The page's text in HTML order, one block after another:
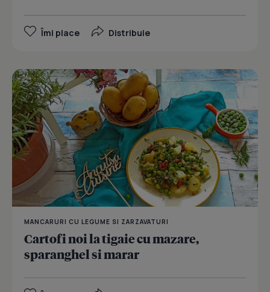
Îmi place Distribuie
MANCARURI CU LEGUME SI ZARZAVATURI
Cartofi noi la tigaie cu mazare,
sparanghel si marar